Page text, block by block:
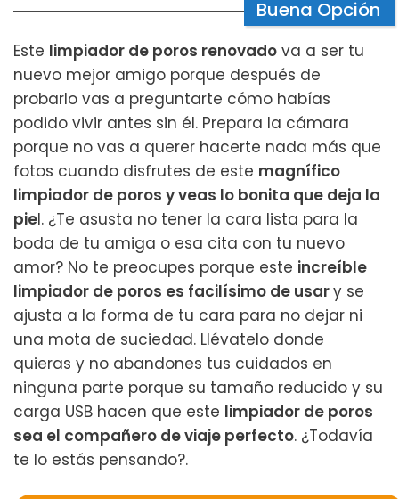
Buena Opción
Este limpiador de poros renovado va a ser tu
nuevo mejor amigo porque después de
probarlo vas a preguntarte cómo habías
podido vivir antes sin él. Prepara la cámara
porque no vas a querer hacerte nada más que
fotos cuando disfrutes de este magnífico
limpiador de poros y veas lo bonita que deja la
piel. ¿Te asusta no tener la cara lista para la
boda de tu amiga o esa cita con tu nuevo
amor? No te preocupes porque este increíble
limpiador de poros es facilísimo de usary se
ajusta a la forma de tu cara para no dejar ni
una mota de suciedad. Llévatelo donde
quieras y no abandones tus cuidados en
ninguna parte porque su tamaño reducido y su
carga USB hacen que este limpiador de poros
sea el compañero de viaje perfecto. ¿Todavía
te lo estás pensando?.